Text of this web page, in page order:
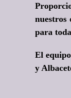
nuestros
para
El
y